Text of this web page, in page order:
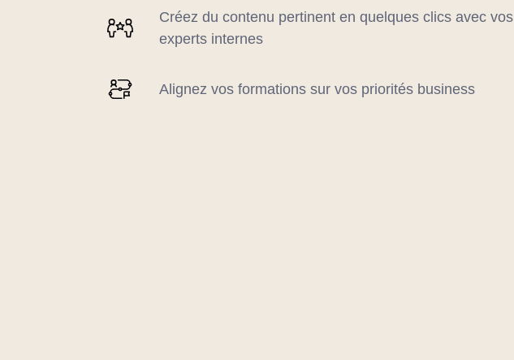
Créez du contenu pertinent en quelques clics avec vos
experts internes
Alignez vos formations sur vos priorités business